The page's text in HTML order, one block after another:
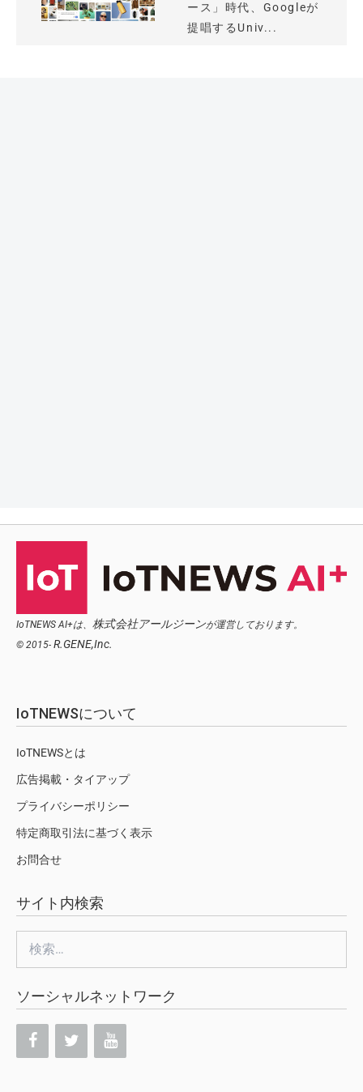
ース」時代、Googleが
提唱するUniv...
IoTNEWS AI+は、 株式会社アールジーンが運営しております。
© 2015- R.GENE,Inc.
IoTNEWSについて
IoTNEWSとは
広告掲載・タイアップ
プライバシーポリシー
特定商取引法に基づく表示
お問合せ
サイト内検索
索:
ソーシャルネットワーク